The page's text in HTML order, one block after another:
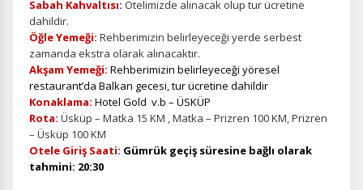
Sabah Kahvaltısı: Otelimizde alınacak olup tur ücretine
dahildir.
Öğle Yemeği: Rehberimizin belirleyeceği yerde serbest
zamanda ekstra olarak alınacaktır.
Akşam Yemeği: Rehberimizin belirleyeceği yöresel
restaurant’da Balkan gecesi, tur ücretine dahildir
Konaklama: Hotel Gold v.b – ÜSKÜP
Rota: Üsküp – Matka 15 KM , Matka – Prizren 100 KM, Prizren
– Üsküp 100 KM
Otele Giriş Saati: Gümrük geçiş süresine bağlı olarak
tahmini: 20:30